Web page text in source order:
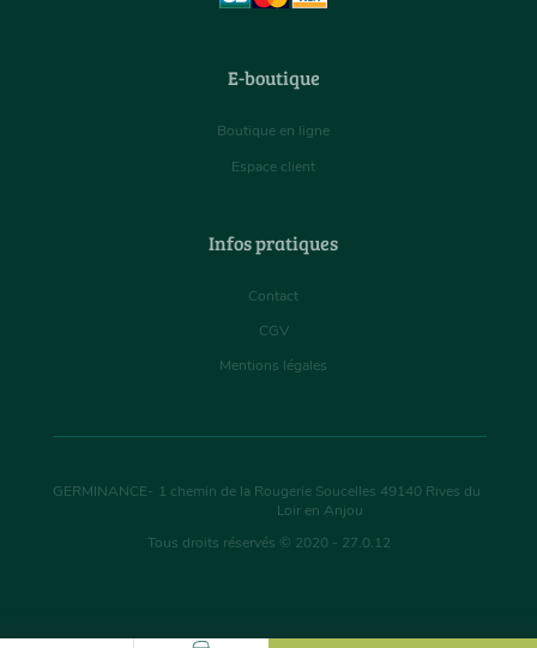
E-boutique
Boutique en ligne
Espace client
Infos pratiques
Contact
CGV
Mentions légales
GERMINANCE- 1 chemin de la Rougerie Soucelles 49140 Rives du
Loir en Anjou
Tous droits réservés © 2020 - 27.0.12